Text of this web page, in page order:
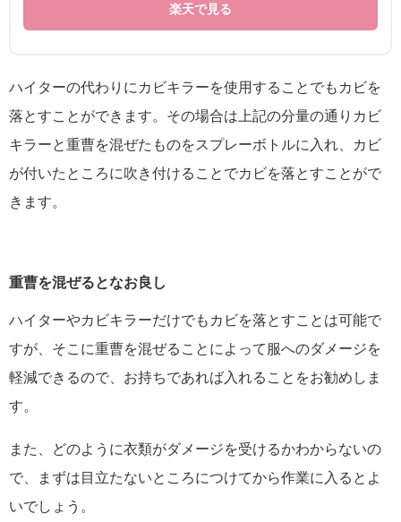
楽天で見る
ハイターの代わりにカビキラーを使用することでもカビを
落とすことができます。その場合は上記の分量の通りカビ
キラーと重曹を混ぜたものをスプレーボトルに入れ、カビ
が付いたところに吹き付けることでカビを落とすことがで
きます。
重曹を混ぜるとなお良し
ハイターやカビキラーだけでもカビを落とすことは可能で
すが、そこに重曹を混ぜることによって服へのダメージを
軽減できるので、お持ちであれば入れることをお勧めしま
す。
また、どのように衣類がダメージを受けるかわからないの
で、まずは目立たないところにつけてから作業に入るとよ
いでしょう。